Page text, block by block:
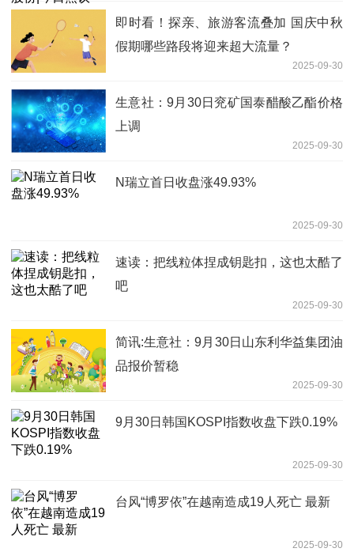
即时看！探亲、旅游客流叠加 国庆中秋
假期哪些路段将迎来超大流量？
2025-09-30
生意社：9月30日兖矿国泰醋酸乙酯价格
上调
2025-09-30
N瑞立首日收盘涨49.93%
2025-09-30
速读：把线粒体捏成钥匙扣，这也太酷了
吧
2025-09-30
简讯:生意社：9月30日山东利华益集团油
品报价暂稳
2025-09-30
9月30日韩国KOSPI指数收盘下跌0.19%
2025-09-30
台风“博罗依”在越南造成19人死亡 最新
2025-09-30